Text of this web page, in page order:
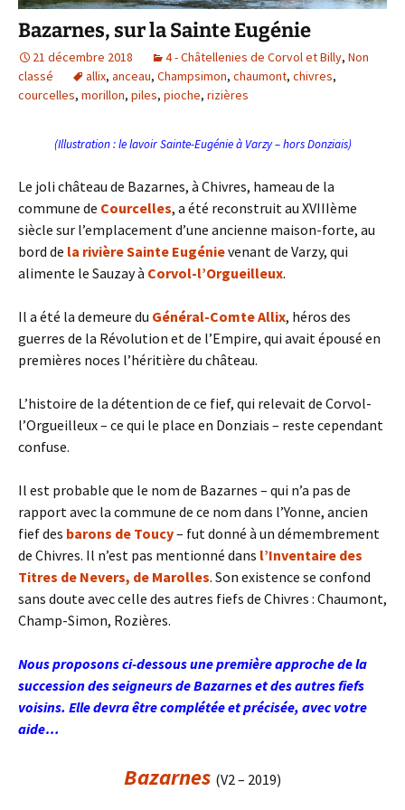
Bazarnes, sur la Sainte Eugénie
21 décembre 2018 4 - Châtellenies de Corvol et Billy, Non
classé
allix, anceau, Champsimon, chaumont, chivres,
courcelles, morillon, piles, pioche, rizières
(Illustration : le lavoir Sainte-Eugénie à Varzy – hors Donziais)
Le joli château de Bazarnes, à Chivres, hameau de la
commune de Courcelles, a été reconstruit au XVIIIème
siècle sur l’emplacement d’une ancienne maison-forte, au
bord de la rivière Sainte Eugénievenant de Varzy, qui
alimente le Sauzay à Corvol-l’Orgueilleux.
Il a été la demeure du Général-Comte Allix, héros des
guerres de la Révolution et de l’Empire, qui avait épousé en
premières noces l’héritière du château.
L’histoire de la détention de ce fief, qui relevait de Corvol-
l’Orgueilleux – ce qui le place en Donziais – reste cependant
confuse.
Il est probable que le nom de Bazarnes – qui n’a pas de
rapport avec la commune de ce nom dans l’Yonne, ancien
fief des barons de Toucy– fut donné à un démembrement
de Chivres. Il n’est pas mentionné dans l’Inventaire des
Titres de Nevers, de Marolles. Son existence se confond
sans doute avec celle des autres fiefs de Chivres : Chaumont,
Champ-Simon, Rozières.
Nous proposons ci-dessous une première approche de la
succession des seigneurs de Bazarnes et des autres fiefs
voisins. Elle devra être complétée et précisée, avec votre
aide…
Bazarnes (V2 – 2019)